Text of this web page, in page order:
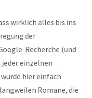
wirklich alles bis ins
der
Recherche (und
jeder einzelnen
hier einfach
Romane, die